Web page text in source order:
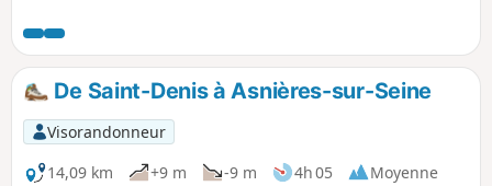
De Saint-Denis à Asnières-sur-Seine
Visorandonneur
14,09 km
+9 m -9 m 4h 05
Moyenne